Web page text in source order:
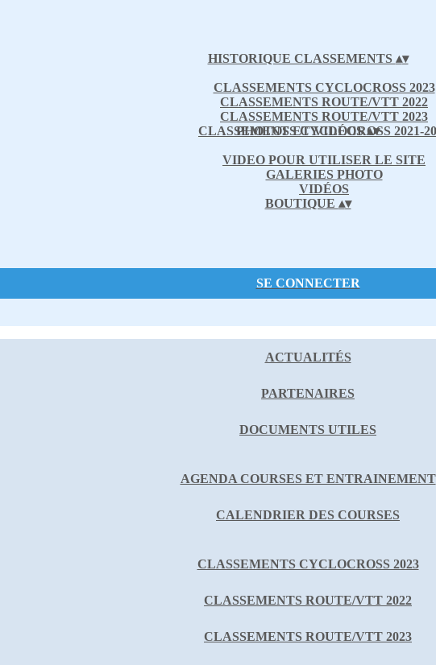
HISTORIQUE CLASSEMENTS ▴▾
CLASSEMENTS CYCLOCROSS 2023
CLASSEMENTS ROUTE/VTT 2022
CLASSEMENTS ROUTE/VTT 2023
CLASSEMENTS CYCLOCROSS 2021-
PHOTOS ET VIDÉOS▴▾
VIDEO POUR UTILISER LE SITE
GALERIES PHOTO
VIDÉOS
BOUTIQUE ▴▾
SE CONNECTER
ACTUALITÉS
PARTENAIRES
DOCUMENTS UTILES
AGENDA COURSES ET ENTRAINEMENT
CALENDRIER DES COURSES
CLASSEMENTS CYCLOCROSS 2023
CLASSEMENTS ROUTE/VTT 2022
CLASSEMENTS ROUTE/VTT 2023